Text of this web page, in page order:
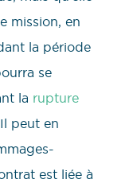
mission, en
la période
se
la rupture
. Il peut en
est liée à